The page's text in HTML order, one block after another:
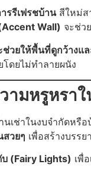
รรีเฟรชบ้านสีใหม่ส
Wall) จะช่ว
ช่วยให้พื้นที่ดูกว้างแ
โดยไม่ทำลายผนัง
ามหรูหรา
เช่าในงบจำกัดหรือ
วยๆ เพื่อสร้างบรร
(Fairy Lights) เพื่